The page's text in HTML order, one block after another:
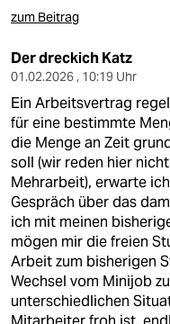
zum Beitrag
Der dreckich Katz
01.02.2026 , 10:19 Uhr
Ein Arbeitsvertrag
für eine bestimmte
die Menge an Zeit
soll (wir reden hier
Mehrarbeit), erwarte
Gespräch über das
ich mit meinen
mögen mir die freien
Arbeit zum bisherigen
Wechsel vom Minijob
unterschiedlichen